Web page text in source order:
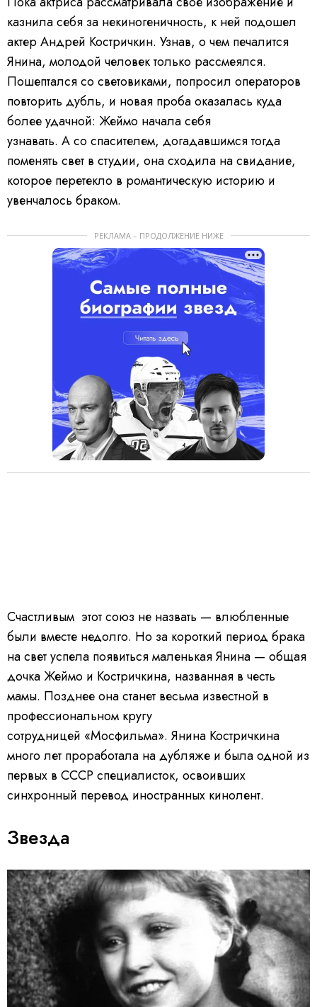
казнила себя за некиногеничность, к ней подошел
актер Андрей Костричкин. Узнав, о чем печалится
Янина, молодой человек только рассмеялся.
Пошептался со световиками, попросил операторов
повторить дубль, и новая проба оказалась куда
более удачной: Жеймо начала себя
узнавать. А со спасителем, догадавшимся тогда
поменять свет в студии, она сходила на свидание,
которое перетекло в романтическую историю и
увенчалось браком.
РЕКЛАМА – ПРОДОЛЖЕНИЕ НИЖЕ
Счастливым этот союз не назвать — влюбленные
были вместе недолго. Но за короткий период брака
на свет успела появиться маленькая Янина — общая
дочка Жеймо и Костричкина, названная в честь
мамы. Позднее она станет весьма известной в
профессиональном кругу
сотрудницей «Мосфильма». Янина Костричкина
много лет проработала на дубляже и была одной из
первых в СССР специалисток, освоивших
синхронный перевод иностранных кинолент.
Звезда